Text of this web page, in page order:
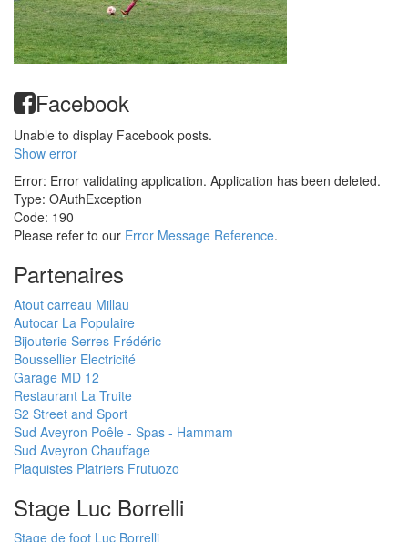
Facebook
Unable to display Facebook posts.
Show error
Error: Error validating application. Application has been deleted.
Type: OAuthException
Code: 190
Please refer to our Error Message Reference.
Partenaires
Atout carreau Millau
Autocar La Populaire
Bijouterie Serres Frédéric
Boussellier Electricité
Garage MD 12
Restaurant La Truite
S2 Street and Sport
Sud Aveyron Poêle - Spas - Hammam
Sud Aveyron Chauffage
Plaquistes Platriers Frutuozo
Stage Luc Borrelli
Stage de foot Luc Borrelli